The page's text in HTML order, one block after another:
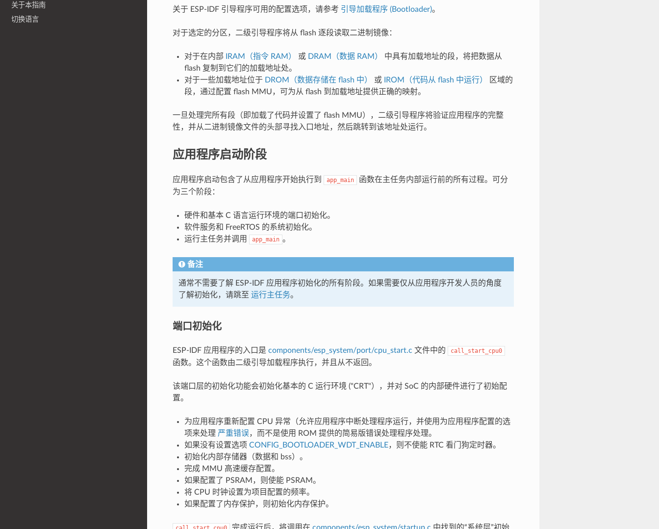
关于本指南
切换语言
关于 ESP-IDF 引导程序可用的配置选项，请参考 引导加载程序 (Bootloader)。
对于选定的分区，二级引导程序将从 flash 逐段读取二进制镜像：
对于在内部 IRAM（指令 RAM） 或 DRAM（数据 RAM）
中具有加载地址的段，将把数据从
flash 复制到它们的加载地址处。
对于一些加载地址位于 DROM（数据存储在 flash 中） 或 IROM（代码从 flash 中运行）
区域的
段，通过配置 flash MMU，可为从 flash 到加载地址提供正确的映射。
一旦处理完所有段（即加载了代码并设置了 flash MMU），二级引导程序将验证应用程序的完整
性，并从二进制镜像文件的头部寻找入口地址，然后跳转到该地址处运行。
应用程序启动阶段
应用程序启动包含了从应用程序开始执行到 app_main
函数在主任务内部运行前的所有过程。可分
为三个阶段：
硬件和基本 C 语言运行环境的端口初始化。
软件服务和 FreeRTOS 的系统初始化。
运行主任务并调用
app_main 。
备注
通常不需要了解 ESP-IDF 应用程序初始化的所有阶段。如果需要仅从应用程序开发人员的角度
了解初始化，请跳至 运行主任务。
端口初始化
ESP-IDF 应用程序的入口是 components/esp_system/port/cpu_start.c 文件中的 call_start_cpu0
函数。这个函数由二级引导加载程序执行，并且从不返回。
该端口层的初始化功能会初始化基本的 C 运行环境 ("CRT"），并对 SoC 的内部硬件进行了初始配
置。
为应用程序重新配置 CPU 异常（允许应用程序中断处理程序运行，并使用为应用程序配置的选
项来处理 严重错误，而不是使用 ROM 提供的简易版错误处理程序处理。
如果没有设置选项 CONFIG_BOOTLOADER_WDT_ENABLE，则不使能 RTC 看门狗定时器。
初始化内部存储器（数据和 bss）。
完成 MMU 高速缓存配置。
如果配置了 PSRAM，则使能 PSRAM。
将 CPU 时钟设置为项目配置的频率。
如果配置了内存保护，则初始化内存保护。